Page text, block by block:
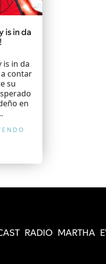
is in da
is in da
contar
su
en
RADIO MARTHA